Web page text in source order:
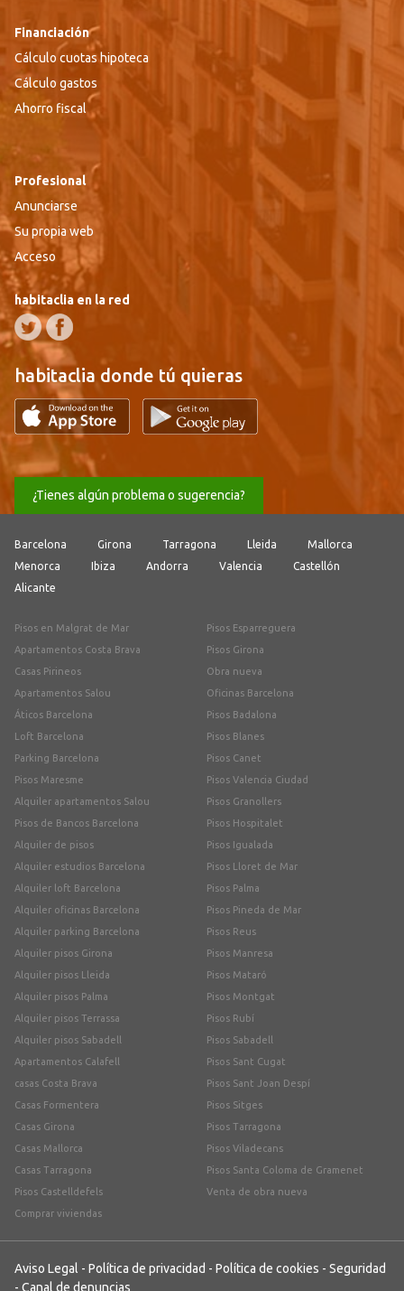
Financiación
Cálculo cuotas hipoteca
Cálculo gastos
Ahorro fiscal
Profesional
Anunciarse
Su propia web
Acceso
habitaclia en la red
habitaclia donde tú quieras
¿Tienes algún problema o sugerencia?
Barcelona Girona Tarragona Lleida
Mallorca
Menorca
Ibiza Andorra Valencia
Castellón
Alicante
Pisos en Malgrat de Mar
Apartamentos Costa Brava
Casas Pirineos
Apartamentos Salou
Áticos Barcelona
Loft Barcelona
Parking Barcelona
Pisos Maresme
Alquiler apartamentos Salou
Pisos de Bancos Barcelona
Alquiler de pisos
Alquiler estudios Barcelona
Alquiler loft Barcelona
Alquiler oficinas Barcelona
Alquiler parking Barcelona
Alquiler pisos Girona
Alquiler pisos Lleida
Alquiler pisos Palma
Alquiler pisos Terrassa
Alquiler pisos Sabadell
Apartamentos Calafell
casas Costa Brava
Casas Formentera
Casas Girona
Casas Mallorca
Casas Tarragona
Pisos Castelldefels
Comprar viviendas
Pisos Esparreguera
Pisos Girona
Obra nueva
Oficinas Barcelona
Pisos Badalona
Pisos Blanes
Pisos Canet
Pisos Valencia Ciudad
Pisos Granollers
Pisos Hospitalet
Pisos Igualada
Pisos Lloret de Mar
Pisos Palma
Pisos Pineda de Mar
Pisos Reus
Pisos Manresa
Pisos Mataró
Pisos Montgat
Pisos Rubí
Pisos Sabadell
Pisos Sant Cugat
Pisos Sant Joan Despí
Pisos Sitges
Pisos Tarragona
Pisos Viladecans
Pisos Santa Coloma de Gramenet
Venta de obra nueva
Aviso Legal - Política de privacidad - Política de cookies - Seguridad
- Canal de denuncias